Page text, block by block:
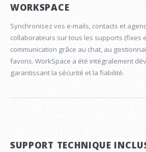
WORKSPACE
Synchronisez vos e-mails, contacts et
collaborateurs sur tous les supports (fixes
communication grâce au chat, au
favoris. WorkSpace a été intégralement
garantissant la sécurité et la fiabilité.
SUPPORT TECHNIQUE